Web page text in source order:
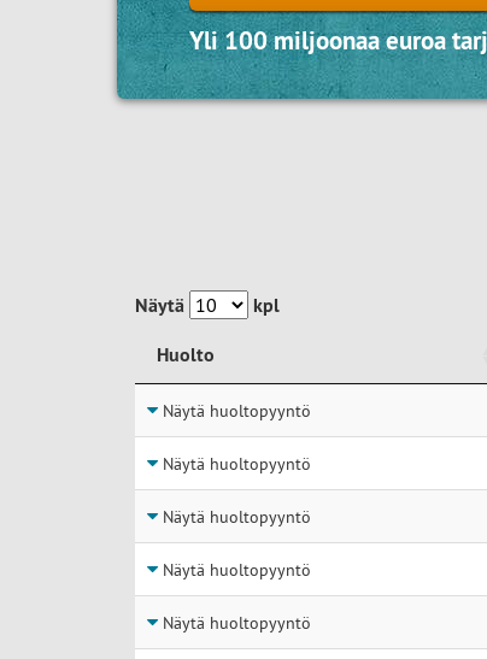
Yli 100 miljoonaa euroa
Näytä
kpl
Huolto
Huolto
Näytä huoltopyyntö
Näytä huoltopyyntö
Näytä huoltopyyntö
Näytä huoltopyyntö
Näytä huoltopyyntö